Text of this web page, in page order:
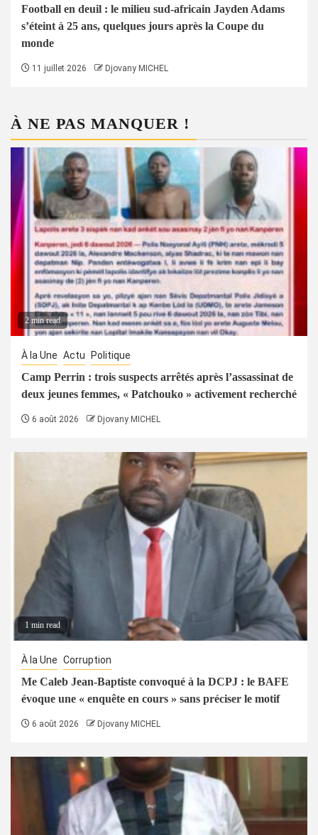
Football en deuil : le milieu sud-africain Jayden Adams
s’éteint à 25 ans, quelques jours après la Coupe du
monde
11 juillet 2026 Djovany MICHEL
À NE PAS MANQUER !
2 min read
À la Une Actu Politique
Camp Perrin : trois suspects arrêtés après l’assassinat de
deux jeunes femmes, « Patchouko » activement recherché
6 août 2026 Djovany MICHEL
1 min read
À la Une Corruption
Me Caleb Jean-Baptiste convoqué à la DCPJ : le BAFE
évoque une « enquête en cours » sans préciser le motif
6 août 2026 Djovany MICHEL